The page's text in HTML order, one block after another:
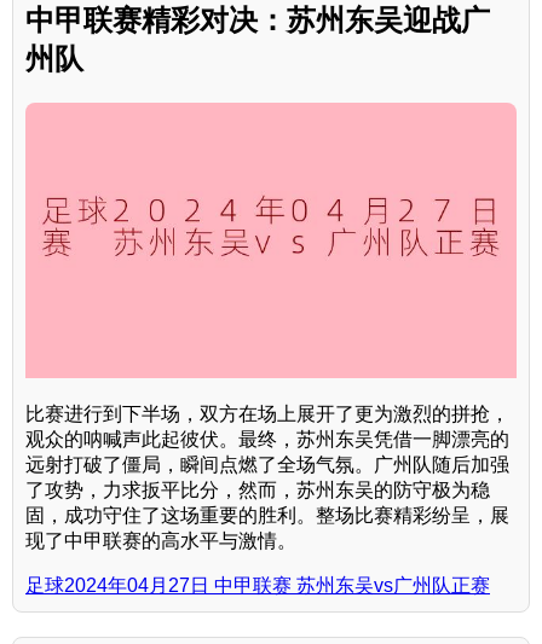
中甲联赛精彩对决：苏州东吴迎战广
州队
比赛进行到下半场，双方在场上展开了更为激烈的拼抢，
观众的呐喊声此起彼伏。最终，苏州东吴凭借一脚漂亮的
远射打破了僵局，瞬间点燃了全场气氛。广州队随后加强
了攻势，力求扳平比分，然而，苏州东吴的防守极为稳
固，成功守住了这场重要的胜利。整场比赛精彩纷呈，展
现了中甲联赛的高水平与激情。
足球2024年04月27日 中甲联赛 苏州东吴vs广州队正赛